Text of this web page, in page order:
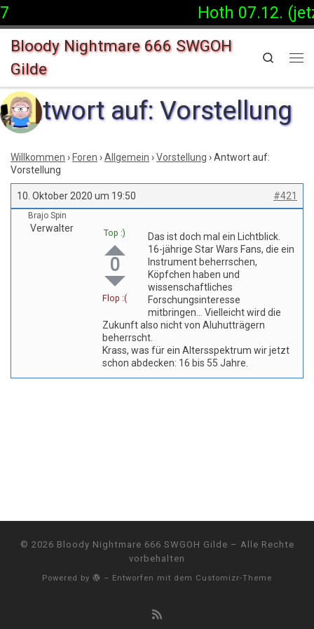
Hoth 07.12.
Bloody Nightmare 666 SWGOH
Gilde
Search
Antwort auf: Vorstellung
Willkommen › Foren ›Allgemein ›Vorstellung ›Antwort auf:
Vorstellung
10. Oktober 2020 um 19:50 #421
Brajo Spin
Verwalter Top :)
0
Flop :(
Das ist doch mal ein Lichtblick.
16-jährige Star Wars Fans, die ein
Instrument beherrschen,
Köpfchen haben und
wissenschaftliches
Forschungsinteresse
mitbringen… Vielleicht wird die
Zukunft also nicht von Aluhutträgern
beherrscht.
Krass, was für ein Altersspektrum wir jetzt
schon abdecken: 16 bis 55 Jahre.
© 2026 Bloody Nightmare 666 SWGOH Gilde – Alle Rechte
vorbehalten
Powered by – Entworfen mit dem Customizr-Theme